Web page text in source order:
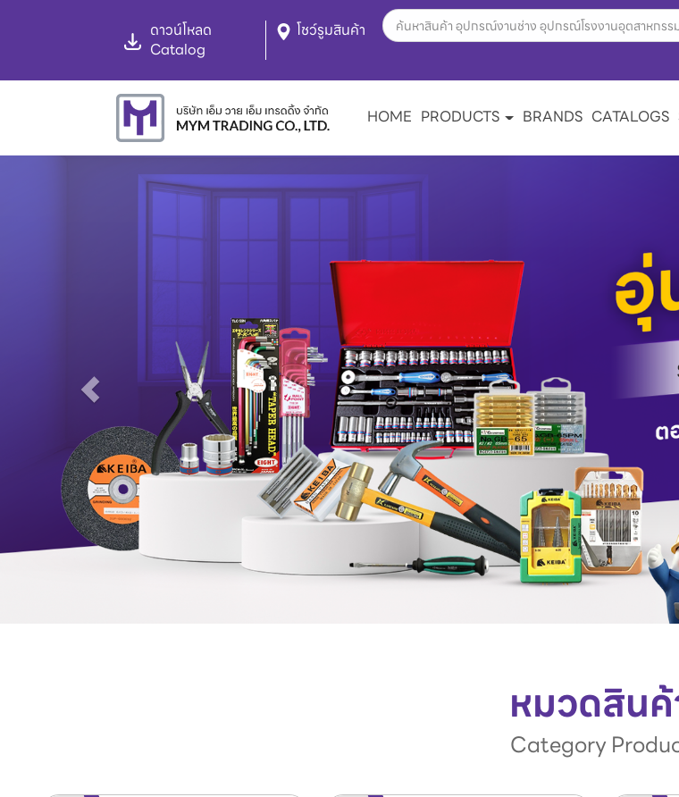
ดาวน์โหลด
Catalog
โชว์รูมสินค้า
HOME PRODUCTS BRANDS CATALOGS
หมวดสินค้
Category